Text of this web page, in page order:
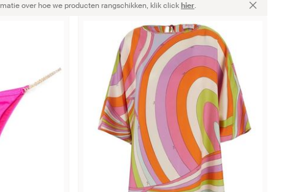
over hoe we producten rangschikken, klik clickhier.